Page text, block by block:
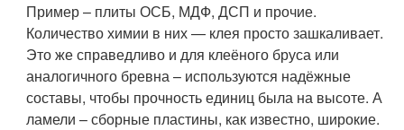
Пример – плиты ОСБ, МДФ, ДСП и прочие.
Количество химии в них — клея просто зашкаливает.
Это же справедливо и для клеёного бруса или
аналогичного бревна – используются надёжные
составы, чтобы прочность единиц была на высоте. А
ламели – сборные пластины, как известно, широкие.